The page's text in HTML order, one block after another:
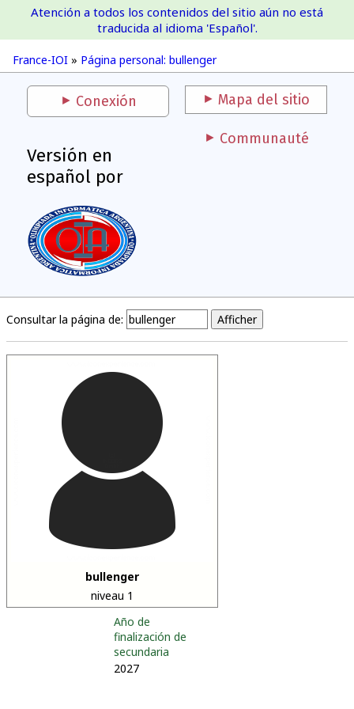
France-IOI
France-IOI » Página personal: bullenger
Atención a todos los contenidos del sitio aún no está
traducida al idioma 'Español'.
Conexión Mapa del sitio
Versión en
español por
Communauté
Consultar la página de:
bullenger
niveau 1
Año de
finalización de
secundaria
2027